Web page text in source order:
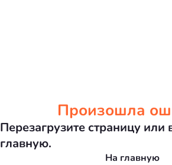
Произошла
Перезагрузите страницу или
главную.
На главную